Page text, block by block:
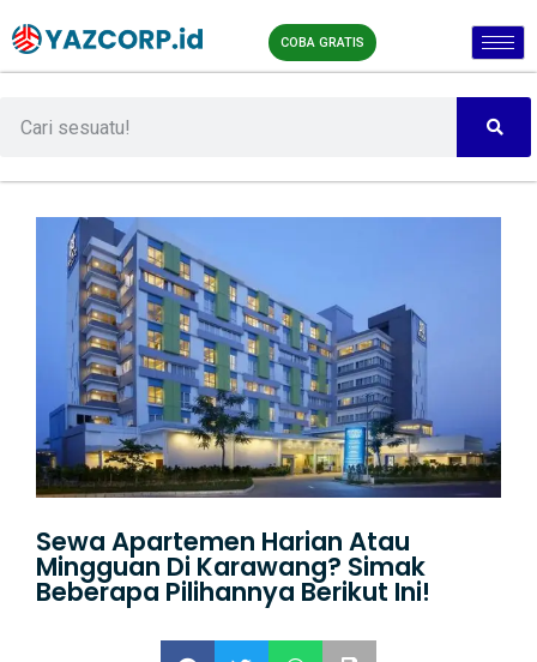
COBA GRATIS
Sewa Apartemen Harian Atau
Mingguan Di Karawang? Simak
Beberapa Pilihannya Berikut Ini!